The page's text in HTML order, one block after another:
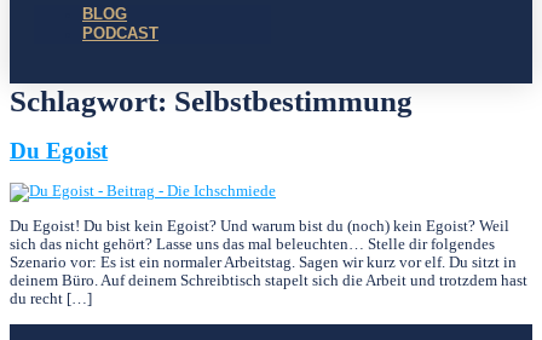
BLOG
PODCAST
Schlagwort: Selbstbestimmung
Du Egoist
Du Egoist! Du bist kein Egoist? Und warum bist du (noch) kein Egoist? Weil
sich das nicht gehört? Lasse uns das mal beleuchten… Stelle dir folgendes
Szenario vor: Es ist ein normaler Arbeitstag. Sagen wir kurz vor elf. Du sitzt in
deinem Büro. Auf deinem Schreibtisch stapelt sich die Arbeit und trotzdem hast
du recht […]